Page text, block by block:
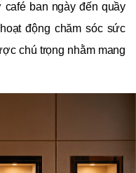
ban ngày đến quầy
động chăm sóc sức
chú trọng nhằm mang